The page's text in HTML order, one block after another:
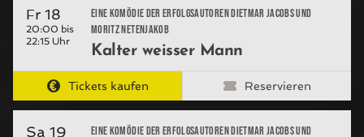
Fr 18
20:00 bis
22:15 Uhr
Eine Komödie der Erfolgsautoren Dietmar Jacobs und
Moritz Netenjakob
Kalter weisser Mann
Tickets kaufen Reservieren
Sa 19
Eine Komödie der Erfolgsautoren Dietmar Jacobs und